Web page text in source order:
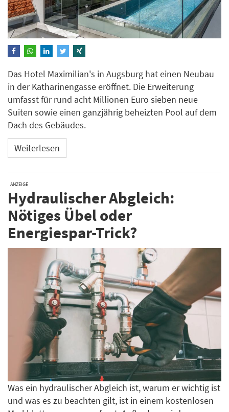
Das Hotel Maximilian's in Augsburg hat einen Neubau
in der Katharinengasse eröffnet. Die Erweiterung
umfasst für rund acht Millionen Euro sieben neue
Suiten sowie einen ganzjährig beheizten Pool auf dem
Dach des Gebäudes.
Weiterlesen
ANZEIGE
Hydraulischer Abgleich:
Nötiges Übel oder
Energiespar-Trick?
Was ein hydraulischer Abgleich ist, warum er wichtig ist
und was es zu beachten gilt, ist in einem kostenlosen